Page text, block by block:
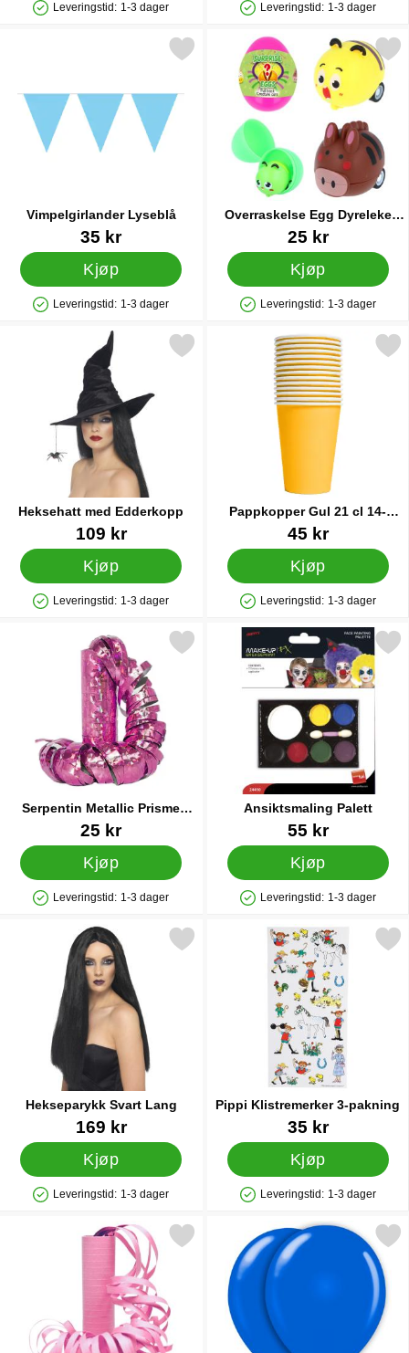
Produkttilgjengelighet: På lager
Leveringstid: 1-3 dager
Produkttilgjengelighet: På lager
Leveringstid: 1-3 dager
Vimpelgirlander Lyseblå
Varenummer 9977
35 kr
Kjøp
Produkttilgjengelighet: På lager
Leveringstid: 1-3 dager
Merk vimpelgirlander Lyseblå som favoritt
Overraskelse Egg Dyreleke
med Hjul
Varenummer 86945
25 kr
Kjøp
Produkttilgjengelighet: På lager
Leveringstid: 1-3 dager
Merk overraskelse Egg
Heksehatt med Edderkopp
Varenummer 1039
109 kr
Kjøp
Produkttilgjengelighet: På lager
Leveringstid: 1-3 dager
Merk heksehatt med Edderkopp som favoritt
Pappkopper Gul 21 cl 14-
pakning
Varenummer 83153
45 kr
Kjøp
Produkttilgjengelighet: På lager
Leveringstid: 1-3 dager
Merk pappkopper Gul 21 cl
Serpentin Metallic Prisme
Rosa
Varenummer 9763
25 kr
Kjøp
Produkttilgjengelighet: På lager
Leveringstid: 1-3 dager
Merk serpentin Metallic Prisme Rosa som favoritt
Ansiktsmaling Palett
Varenummer 9667
55 kr
Kjøp
Produkttilgjengelighet: På lager
Leveringstid: 1-3 dager
Merk ansiktsmaling
Hekseparykk Svart Lang
Varenummer 1073
169 kr
Kjøp
Produkttilgjengelighet: På lager
Leveringstid: 1-3 dager
Merk hekseparykk Svart Lang som favoritt
Pippi Klistremerker 3-pakning
Varenummer 90355
35 kr
Kjøp
Produkttilgjengelighet: På lager
Leveringstid: 1-3 dager
Merk pippi Klistremerker
Merk lyserosa Serpentiner som favorittMerk ballonger